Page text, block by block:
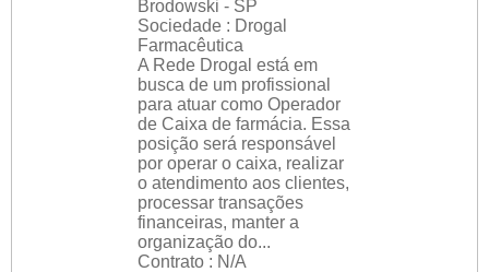
Brodowski - SP
Sociedade : Drogal
Farmacêutica
A Rede Drogal está em
busca de um profissional
para atuar como Operador
de Caixa de farmácia. Essa
posição será responsável
por operar o caixa, realizar
o atendimento aos clientes,
processar transações
financeiras, manter a
organização do...
Contrato : N/A